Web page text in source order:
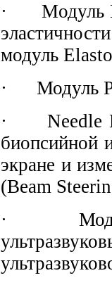
· Mодуль
модуль
· Модуль
· Needle
биопсийной
экране и
(Beam
· Модуль